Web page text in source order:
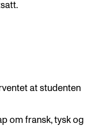
at studenten
om fransk, tysk og